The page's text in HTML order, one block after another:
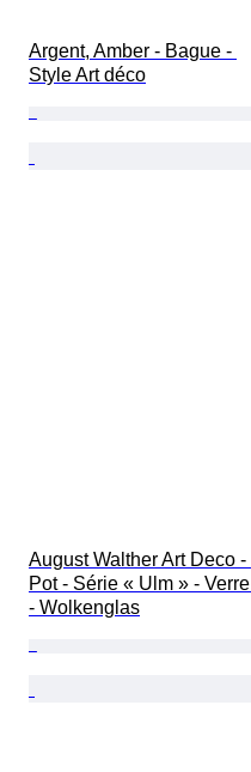
Argent, Amber - Bague -
Style Art déco
August Walther Art Deco -
Pot - Série « Ulm » - Verre
- Wolkenglas